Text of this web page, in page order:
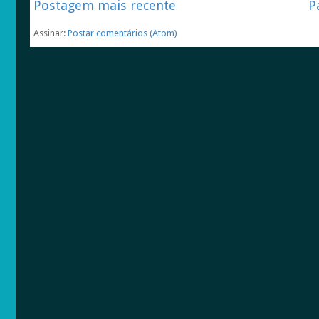
Postagem mais recente
Assinar: Postar comentários (Atom)